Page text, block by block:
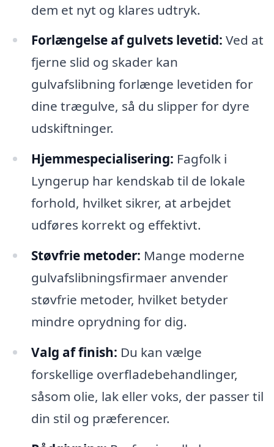
dem et nyt og klares udtryk.
Forlængelse af gulvets levetid: Ved at
fjerne slid og skader kan
gulvafslibning forlænge levetiden for
dine trægulve, så du slipper for dyre
udskiftninger.
Hjemmespecialisering: Fagfolk i
Lyngerup har kendskab til de lokale
forhold, hvilket sikrer, at arbejdet
udføres korrekt og effektivt.
Støvfrie metoder: Mange moderne
gulvafslibningsfirmaer anvender
støvfrie metoder, hvilket betyder
mindre oprydning for dig.
Valg af finish: Du kan vælge
forskellige overfladebehandlinger,
såsom olie, lak eller voks, der passer til
din stil og præferencer.